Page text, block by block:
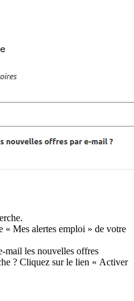
« Mes alertes emploi » de votre
mail les nouvelles offres
? Cliquez sur le lien « Activer